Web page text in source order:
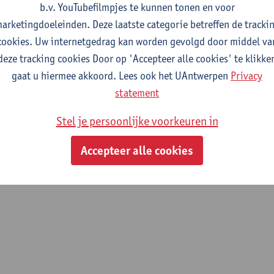
Faculteit Geneeskunde en Gezondheidswetenschappen
Statuut & functies
Bijzonder academisch personeel
postdoc mandaat FWO
b.v. YouTubefilmpjes te kunnen tonen en voor
Deze laatste categorie betreffen de
Uw internetgedrag kan worden gevolgd door middel
tracking cookies Door op 'Accepteer alle cookies' te
gaat u hiermee akkoord. Lees ook het UAntwerpen Privacy
statement
Stel je persoonlijke voorkeuren in
Accepteer alle cookies